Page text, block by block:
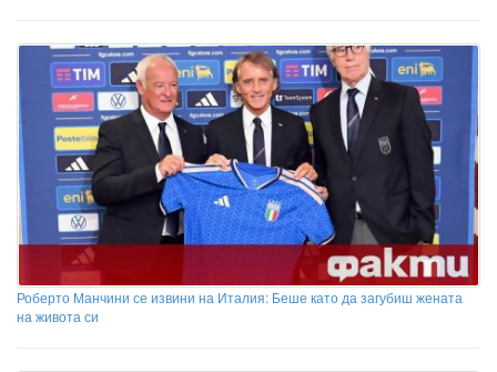
Роберто Манчини се извини на Италия: Беше като да загубиш жената
на живота си